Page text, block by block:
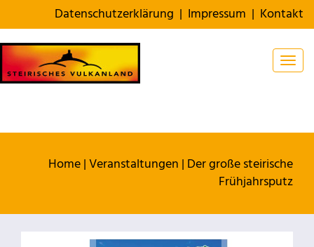
Datenschutzerklärung | Impressum | Kontakt
Home|Veranstaltungen | Der große steirische
Frühjahrsputz